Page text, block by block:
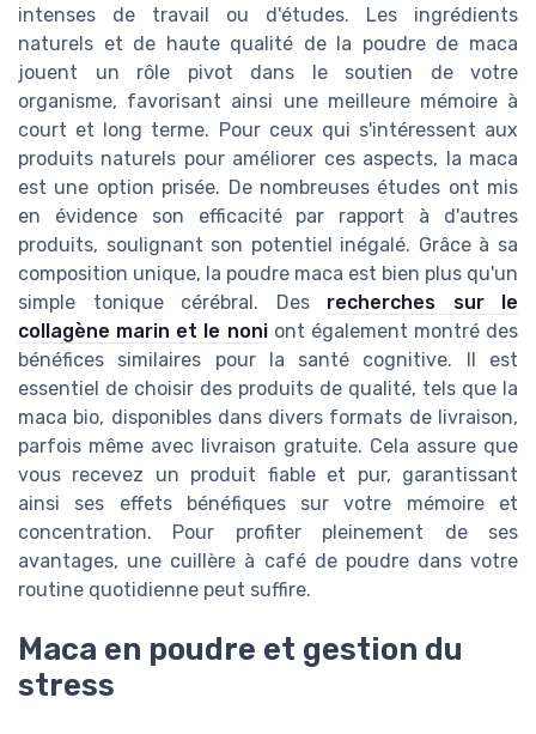
intenses de travail ou d'études. Les ingrédients
naturels et de haute qualité de la poudre de maca
jouent un rôle pivot dans le soutien de votre
organisme, favorisant ainsi une meilleure mémoire à
court et long terme. Pour ceux qui s'intéressent aux
produits naturels pour améliorer ces aspects, la maca
est une option prisée. De nombreuses études ont mis
en évidence son efficacité par rapport à d'autres
produits, soulignant son potentiel inégalé. Grâce à sa
composition unique, la poudre maca est bien plus qu'un
simple tonique cérébral. Des recherches sur le
collagène marin et le noniont également montré des
bénéfices similaires pour la santé cognitive. Il est
essentiel de choisir des produits de qualité, tels que la
maca bio, disponibles dans divers formats de livraison,
parfois même avec livraison gratuite. Cela assure que
vous recevez un produit fiable et pur, garantissant
ainsi ses effets bénéfiques sur votre mémoire et
concentration. Pour profiter pleinement de ses
avantages, une cuillère à café de poudre dans votre
routine quotidienne peut suffire.
Maca en poudre et gestion du
stress